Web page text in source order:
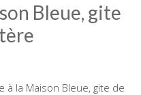
Bleue, gite
à la Maison Bleue, gite de